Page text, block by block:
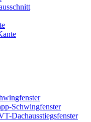
Schwingfenster
Dachausstiegsfenster